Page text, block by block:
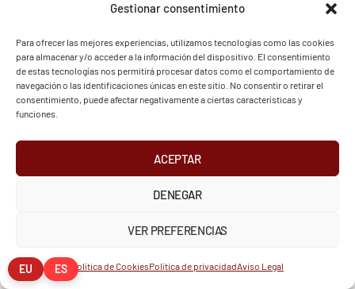
Gestionar consentimiento
Para ofrecer las mejores experiencias, utilizamos tecnologías como las cookies
para almacenar y/o acceder a la información del dispositivo. El consentimiento
de estas tecnologías nos permitirá procesar datos como el comportamiento de
navegación o las identificaciones únicas en este sitio. No consentir o retirar el
consentimiento, puede afectar negativamente a ciertas características y
funciones.
ACEPTAR
DENEGAR
VER PREFERENCIAS
Política de CookiesPolítica de privacidadAviso Legal
2026 Federación Vizcaína de Golf
Política de Privacidad Aviso Legal
Cookies
INSTAGRAM X FACEBOOK
EU ES